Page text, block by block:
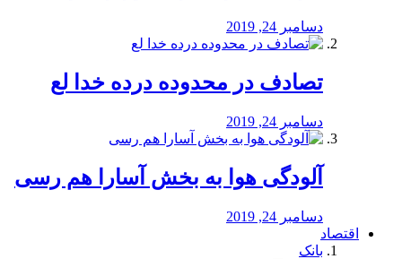
دسامبر 24, 2019
تصادف در محدوده درده خدا لع
دسامبر 24, 2019
آلودگی هوا به بخش آسارا هم رسی
دسامبر 24, 2019
اقتصاد
بانک